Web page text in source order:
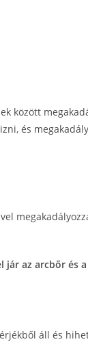
között
és
az arcbőr és
áll és